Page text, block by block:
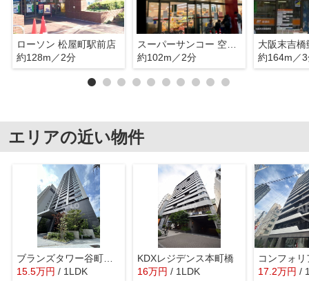
ローソン 松屋町駅前店
約128m／2分
スーパーサンコー 空堀店
約102m／2分
大阪末吉橋
約164m／
エリアの近い物件
ブランズタワー谷町四丁目 中大江小学校区
15.5万円 / 1LDK
KDXレジデンス本町橋
16万円 / 1LDK 17.2万円 /